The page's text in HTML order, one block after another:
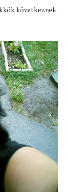
következnek.